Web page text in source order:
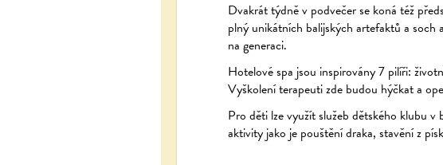
Dvakrát týdně v podvečer se koná též
plný unikátních balijských artefaktů a soch
na generaci.
Hotelové spa jsou inspirovány 7 pilíři:
Vyškolení terapeuti zde budou hýčkat a
Pro děti lze využít služeb dětského klubu
aktivity jako je pouštění draka, stavění z